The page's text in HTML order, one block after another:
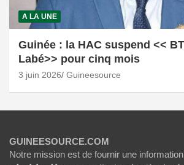
A LA UNE
Guinée : la HAC suspend <<
Labé>> pour cinq mois
3 juin 2026 Guineesource
GUINEESOURCE.COM
Notre mission est de fournir une